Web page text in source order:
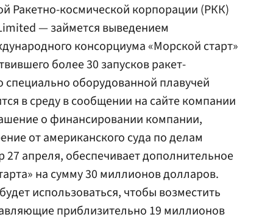
Ракетно-космической корпорации (РКК)
— займется выведением
консорциума «Морской старт»
более 30 запусков ракет-
специально оборудованной плавучей
в среду в сообщении на сайте компании
о финансировании компании,
от американского суда по делам
27 апреля, обеспечивает дополнительное
на сумму 30 миллионов долларов.
использоваться, чтобы возместить
приблизительно 19 миллионов